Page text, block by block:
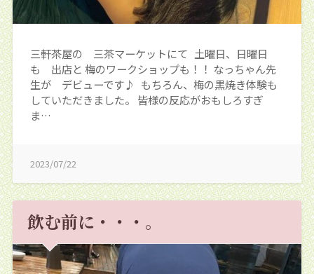
三軒茶屋の 三茶マーケットにて 土曜日、日曜日
も 出店と 梅のワークショップも！！ なっちゃん先
生が デビューです♪ もちろん、梅の黒焼き体験も
していただきました。 皆様の反応がおもしろすぎ
ま…
2023/07/22
飲む前に・・・。